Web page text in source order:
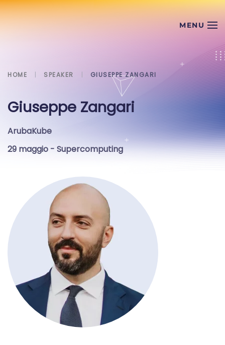
HOME SPEAKER GIUSEPPE ZANGARI
Giuseppe Zangari
ArubaKube
29 maggio - Supercomputing